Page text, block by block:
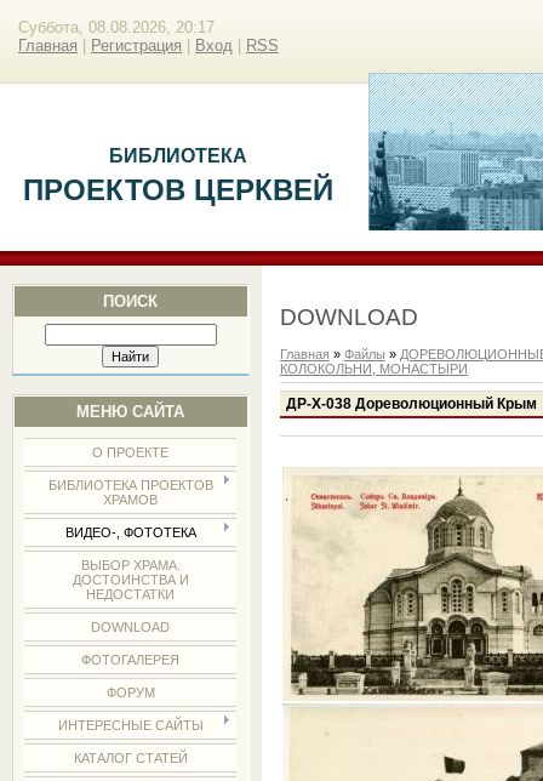
Суббота, 08.08.2026, 20:17
Главная
Регистрация Вход RSS
БИБЛИОТЕКА
ПРОЕКТОВ ЦЕРКВЕЙ
ПОИСК
МЕНЮ САЙТА
О ПРОЕКТЕ
БИБЛИОТЕКА ПРОЕКТОВ
ХРАМОВ
ВИДЕО-, ФОТОТЕКА
ВЫБОР ХРАМА.
ДОСТОИНСТВА И
НЕДОСТАТКИ
DOWNLOAD
ФОТОГАЛЕРЕЯ
ФОРУМ
ИНТЕРЕСНЫЕ САЙТЫ
КАТАЛОГ СТАТЕЙ
DOWNLOAD
Главная » Файлы »
КОЛОКОЛЬНИ, МОНАСТЫРИ
ДР-Х-038 Дореволюционный Крым